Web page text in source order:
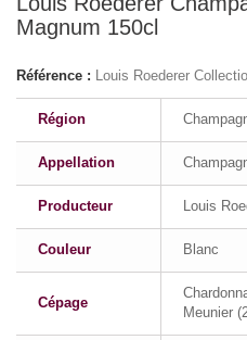
Magnum 150cl
Référence : Louis Roederer
Région
Appellation
Producteur Louis
Couleur Blanc
Cépage
Meunier